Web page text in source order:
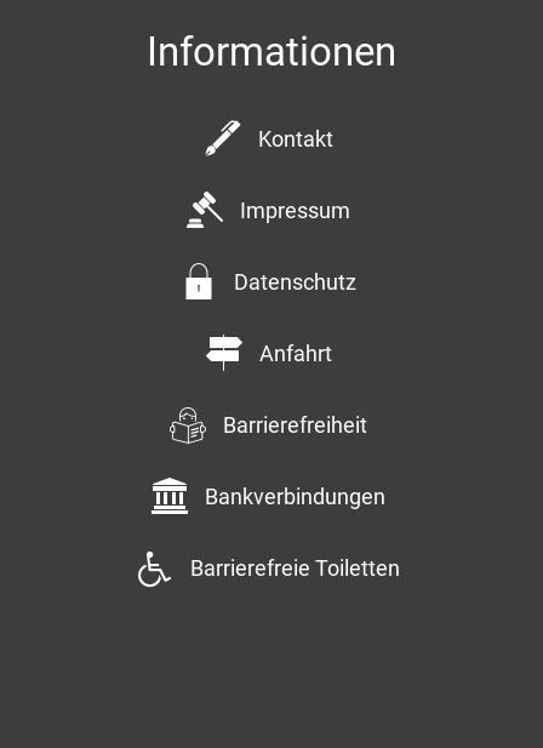
Informationen
Kontakt
Impressum
Datenschutz
Anfahrt
Barrierefreiheit
Bankverbindungen
Barrierefreie Toiletten